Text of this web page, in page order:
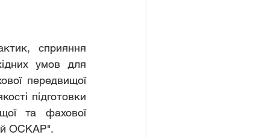
сприяння
умов для
передвищої
підготовки
та фахової
ОСКАР".